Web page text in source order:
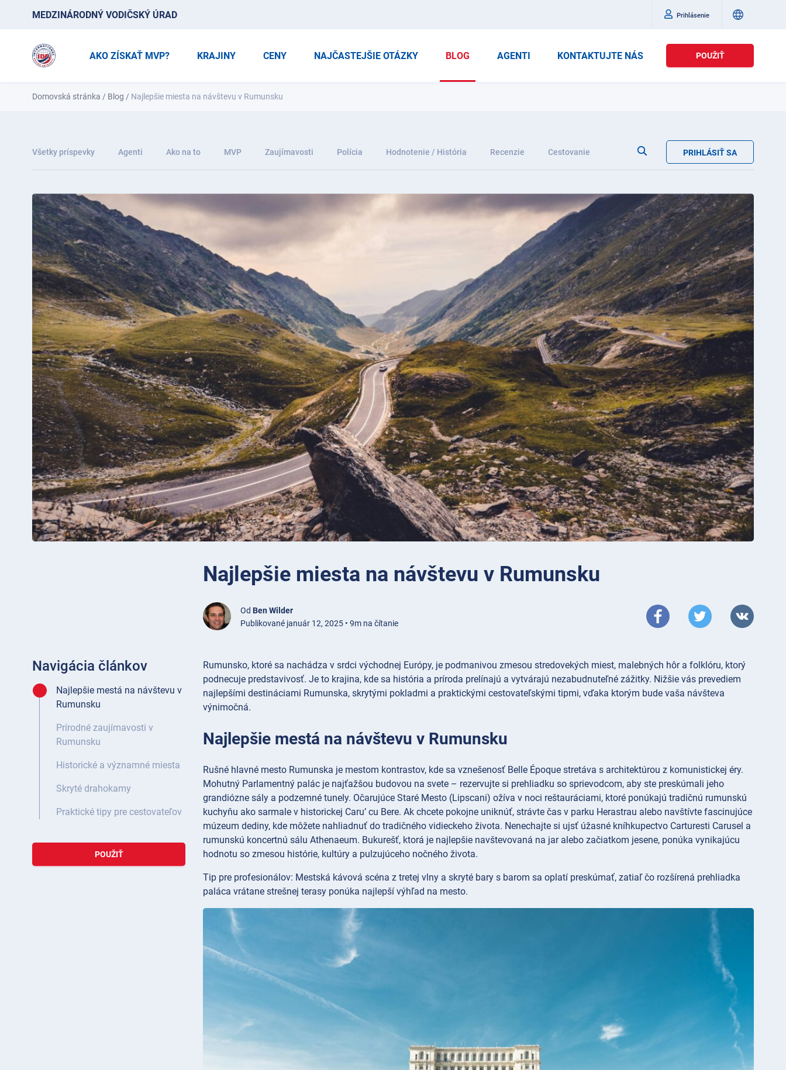
MEDZINÁRODNÝ VODIČSKÝ ÚRAD Prihlásenie
AKO ZÍSKAŤ MVP? KRAJINY CENY NAJČASTEJŠIE OTÁZKY BLOG AGENTI KONTAKTUJTE NÁS POUŽIŤ
Domovská stránka / Blog / Najlepšie miesta na návštevu v Rumunsku
Všetky príspevky Agenti Ako na to MVP Zaujímavosti Polícia Hodnotenie / História Recenzie Cestovanie PRIHLÁSIŤ SA
Najlepšie miesta na návštevu v Rumunsku
Od Ben Wilder
Publikované január 12, 2025 • 9m na čítanie
Navigácia článkov
Najlepšie mestá na návštevu v
Rumunsku
Prírodné zaujímavosti v
Rumunsku
Historické a významné miesta
Skryté drahokamy
Praktické tipy pre cestovateľov
POUŽIŤ
Rumunsko, ktoré sa nachádza v srdci východnej Európy, je podmanivou zmesou stredovekých miest, malebných hôr a folklóru, ktorý
podnecuje predstavivosť. Je to krajina, kde sa história a príroda prelínajú a vytvárajú nezabudnuteľné zážitky. Nižšie vás prevediem
najlepšími destináciami Rumunska, skrytými pokladmi a praktickými cestovateľskými tipmi, vďaka ktorým bude vaša návšteva
výnimočná.
Najlepšie mestá na návštevu v Rumunsku
Rušné hlavné mesto Rumunska je mestom kontrastov, kde sa vznešenosť Belle Époque stretáva s architektúrou z komunistickej éry.
Mohutný Parlamentný palác je najťažšou budovou na svete – rezervujte si prehliadku so sprievodcom, aby ste preskúmali jeho
grandiózne sály a podzemné tunely. Očarujúce Staré Mesto (Lipscani) ožíva v noci reštauráciami, ktoré ponúkajú tradičnú rumunskú
kuchyňu ako sarmale v historickej Caru’ cu Bere. Ak chcete pokojne uniknúť, strávte čas v parku Herastrau alebo navštívte fascinujúce
múzeum dediny, kde môžete nahliadnuť do tradičného vidieckeho života. Nenechajte si ujsť úžasné kníhkupectvo Carturesti Carusel a
rumunskú koncertnú sálu Athenaeum. Bukurešť, ktorá je najlepšie navštevovaná na jar alebo začiatkom jesene, ponúka vynikajúcu
hodnotu so zmesou histórie, kultúry a pulzujúceho nočného života.
Tip pre profesionálov: Mestská kávová scéna z tretej vlny a skryté bary s barom sa oplatí preskúmať, zatiaľ čo rozšírená prehliadka
paláca vrátane strešnej terasy ponúka najlepší výhľad na mesto.